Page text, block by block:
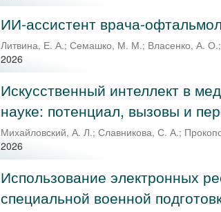
ИИ-ассистент врача-
Литвина, Е. А.;Семашко, М. М.; Власенко, А. О.
2026
Искусственный интеллект в
науке: потенциал, вызовы и
Михайловский, А. Л.;Славникова, С. А.;
2026
Использование электронных
специальной военной